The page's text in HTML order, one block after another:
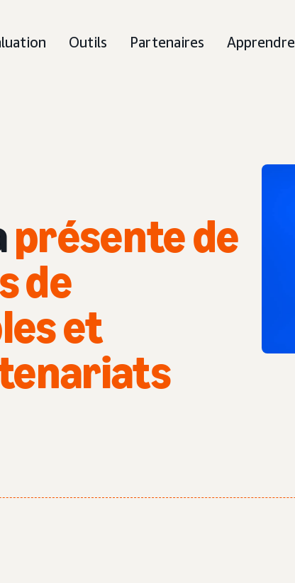
Outils Partenaires Apprendre
présente de
de
et